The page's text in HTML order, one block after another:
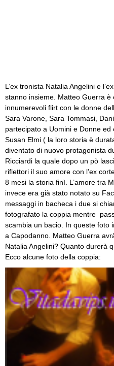
L’ex tronista Natalia Angelini e
stanno insieme. Matteo Guerra
innumerevoli flirt con le donne
Sara Varone, Sara Tommasi,
partecipato a Uomini e Donne
Susan Elmi ( la loro storia è
diventato di nuovo protagonista
Ricciardi la quale dopo un pò
riflettori il suo amore con l’ex
8 mesi la storia finì. L’amore tra
invece era già stato notato su
messaggi in bacheca i due si
fotografato la coppia mentre
scambia un bacio. In queste foto
a Capodanno. Matteo Guerra
Natalia Angelini? Quanto durerà
Ecco alcune foto della coppia: